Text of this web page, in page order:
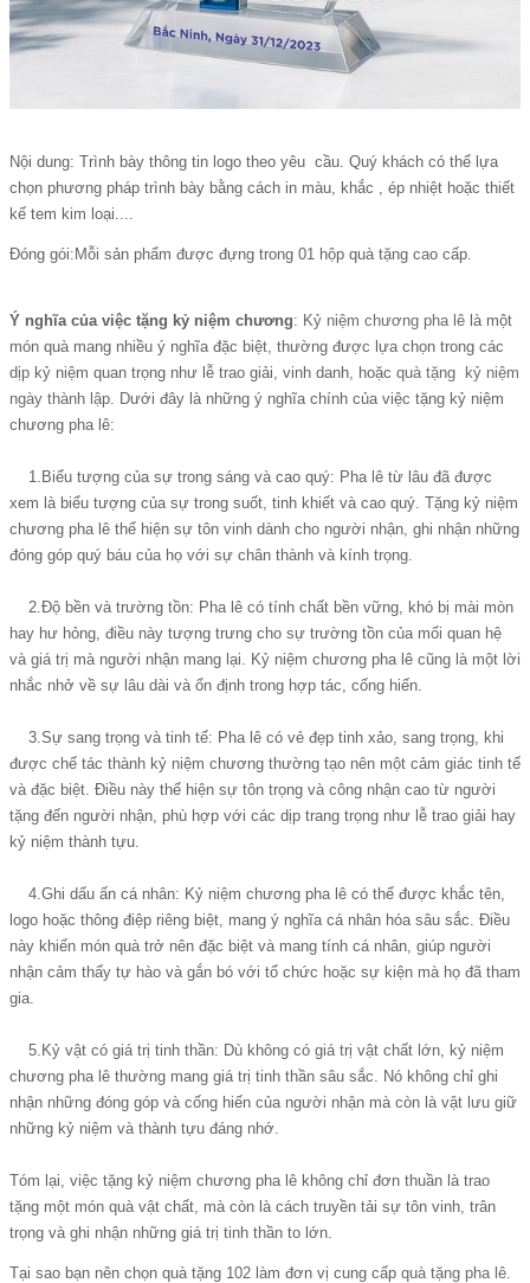
Nội dung: Trình bày thông tin logo theo yêu cầu. Quý khách có thể lựa
chọn phương pháp trình bày bằng cách in màu, khắc , ép nhiệt hoặc thiết
kế tem kim loại....
Đóng gói:Mỗi sản phẩm được đựng trong 01 hộp quà tặng cao cấp.
Ý nghĩa của việc tặng kỷ niệm chương: Kỷ niệm chương pha lê là một
món quà mang nhiều ý nghĩa đặc biệt, thường được lựa chọn trong các
dịp kỷ niệm quan trọng như lễ trao giải, vinh danh, hoặc quà tặng kỷ niệm
ngày thành lập. Dưới đây là những ý nghĩa chính của việc tặng kỷ niệm
chương pha lê:
1.Biểu tượng của sự trong sáng và cao quý: Pha lê từ lâu đã được
xem là biểu tượng của sự trong suốt, tinh khiết và cao quý. Tặng kỷ niệm
chương pha lê thể hiện sự tôn vinh dành cho người nhận, ghi nhận những
đóng góp quý báu của họ với sự chân thành và kính trọng.
2.Độ bền và trường tồn: Pha lê có tính chất bền vững, khó bị mài mòn
hay hư hỏng, điều này tượng trưng cho sự trường tồn của mối quan hệ
và giá trị mà người nhận mang lại. Kỷ niệm chương pha lê cũng là một lời
nhắc nhở về sự lâu dài và ổn định trong hợp tác, cống hiến.
3.Sự sang trọng và tinh tế: Pha lê có vẻ đẹp tinh xảo, sang trọng, khi
được chế tác thành kỷ niệm chương thường tạo nên một cảm giác tinh tế
và đặc biệt. Điều này thể hiện sự tôn trọng và công nhận cao từ người
tặng đến người nhận, phù hợp với các dịp trang trọng như lễ trao giải hay
kỷ niệm thành tựu.
4.Ghi dấu ấn cá nhân: Kỷ niệm chương pha lê có thể được khắc tên,
logo hoặc thông điệp riêng biệt, mang ý nghĩa cá nhân hóa sâu sắc. Điều
này khiến món quà trở nên đặc biệt và mang tính cá nhân, giúp người
nhận cảm thấy tự hào và gắn bó với tổ chức hoặc sự kiện mà họ đã tham
gia.
5.Kỷ vật có giá trị tinh thần: Dù không có giá trị vật chất lớn, kỷ niệm
chương pha lê thường mang giá trị tinh thần sâu sắc. Nó không chỉ ghi
nhận những đóng góp và cống hiến của người nhận mà còn là vật lưu giữ
những kỷ niệm và thành tựu đáng nhớ.
Tóm lại, việc tặng kỷ niệm chương pha lê không chỉ đơn thuần là trao
tặng một món quà vật chất, mà còn là cách truyền tải sự tôn vinh, trân
trọng và ghi nhận những giá trị tinh thần to lớn.
Tại sao bạn nên chọn quà tặng 102 làm đơn vị cung cấp quà tặng pha lê.